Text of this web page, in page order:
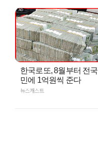
한국로또, 8월부터 전국
민에 1억원씩 준다
뉴스캐스트